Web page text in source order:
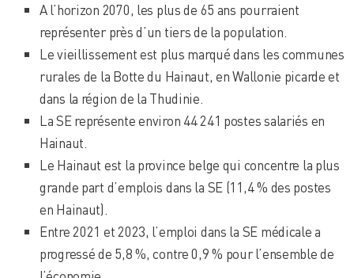
A l’horizon 2070, les plus de 65 ans pourraient
représenter près d’un tiers de la population.
Le vieillissement est plus marqué dans les communes
rurales de la Botte du Hainaut, en Wallonie picarde et
dans la région de la Thudinie.
La SE représente environ 44 241 postes salariés en
Hainaut.
Le Hainaut est la province belge qui concentre la plus
grande part d’emplois dans la SE (11,4 % des postes
en Hainaut).
Entre 2021 et 2023, l’emploi dans la SE médicale a
progressé de 5,8 %, contre 0,9 % pour l’ensemble de